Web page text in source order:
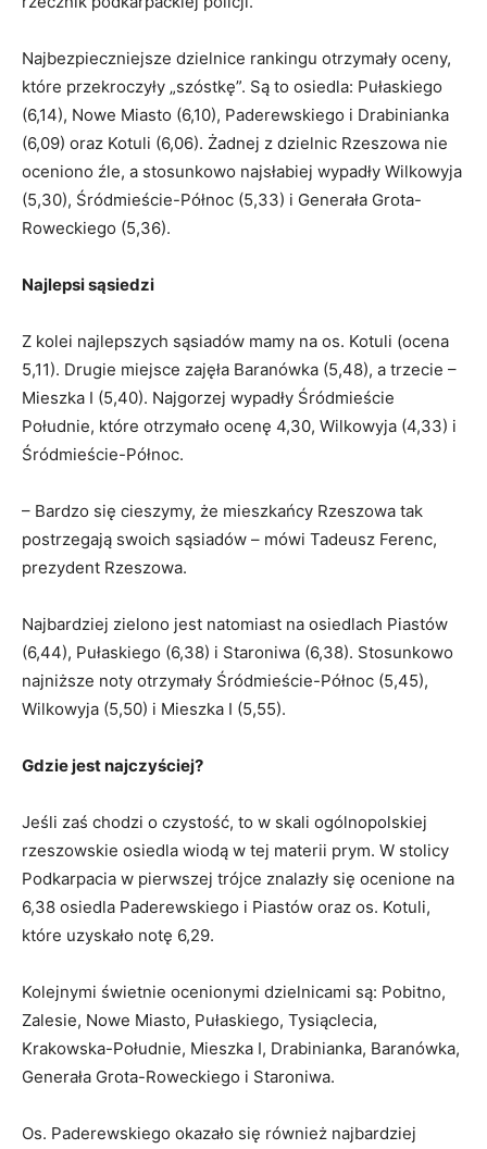
Najbezpieczniejsze dzielnice rankingu otrzymały oceny,
które przekroczyły „szóstkę”. Są to osiedla: Pułaskiego
(6,14), Nowe Miasto (6,10), Paderewskiego i Drabinianka
(6,09) oraz Kotuli (6,06). Żadnej z dzielnic Rzeszowa nie
oceniono źle, a stosunkowo najsłabiej wypadły Wilkowyja
(5,30), Śródmieście-Północ (5,33) i Generała Grota-
Roweckiego (5,36).
Najlepsi sąsiedzi
Z kolei najlepszych sąsiadów mamy na os. Kotuli (ocena
5,11). Drugie miejsce zajęła Baranówka (5,48), a trzecie –
Mieszka I (5,40). Najgorzej wypadły Śródmieście
Południe, które otrzymało ocenę 4,30, Wilkowyja (4,33) i
Śródmieście-Północ.
– Bardzo się cieszymy, że mieszkańcy Rzeszowa tak
postrzegają swoich sąsiadów – mówi Tadeusz Ferenc,
prezydent Rzeszowa.
Najbardziej zielono jest natomiast na osiedlach Piastów
(6,44), Pułaskiego (6,38) i Staroniwa (6,38). Stosunkowo
najniższe noty otrzymały Śródmieście-Północ (5,45),
Wilkowyja (5,50) i Mieszka I (5,55).
Gdzie jest najczyściej?
Jeśli zaś chodzi o czystość, to w skali ogólnopolskiej
rzeszowskie osiedla wiodą w tej materii prym. W stolicy
Podkarpacia w pierwszej trójce znalazły się ocenione na
6,38 osiedla Paderewskiego i Piastów oraz os. Kotuli,
które uzyskało notę 6,29.
Kolejnymi świetnie ocenionymi dzielnicami są: Pobitno,
Zalesie, Nowe Miasto, Pułaskiego, Tysiąclecia,
Krakowska-Południe, Mieszka I, Drabinianka, Baranówka,
Generała Grota-Roweckiego i Staroniwa.
Os. Paderewskiego okazało się również najbardziej